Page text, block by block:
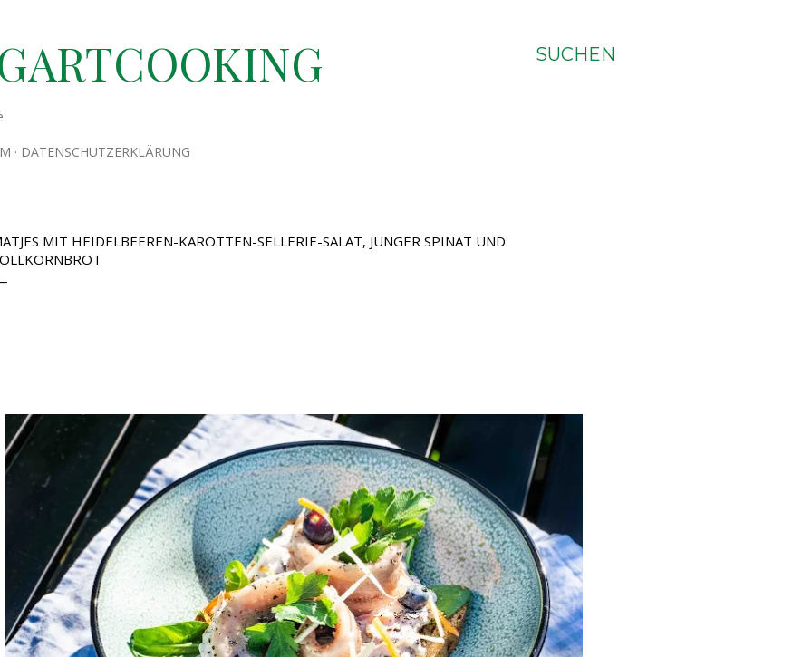
SUCHEN
DATENSCHUTZERKLÄRUNG
MIT HEIDELBEEREN-KAROTTEN-SELLERIE-SALAT, JUNGER SPINAT UND